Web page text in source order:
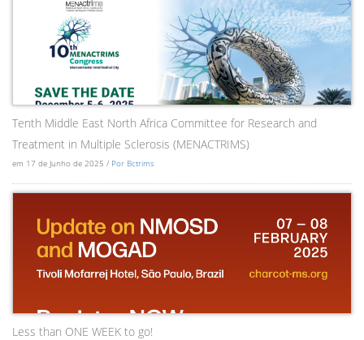
Tenth Middle East North Africa Committee for Research and
Treatment in Multiple Sclerosis (MENACTRIMS)
em 17 de Junho de 2025 / Por Bctrims
Less than ONE WEEK to go!